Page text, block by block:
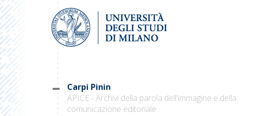
Carpi Pinin
APICE - Archivi della parola dell'immagine e della
comunicazione editoriale